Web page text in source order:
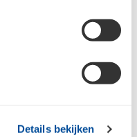
Details bekijken